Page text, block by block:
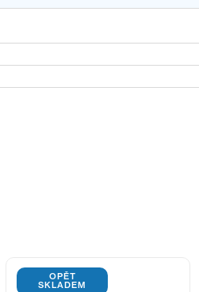
OPĚT
SKLADEM